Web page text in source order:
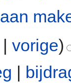
|vorige)
|